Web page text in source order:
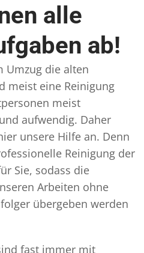
alle
ab!
Umzug die alten
meist eine Reinigung
meist
aufwendig. Daher
unsere Hilfe an. Denn
Reinigung der
Sie, sodass die
Arbeiten ohne
übergeben werden
fast immer mit